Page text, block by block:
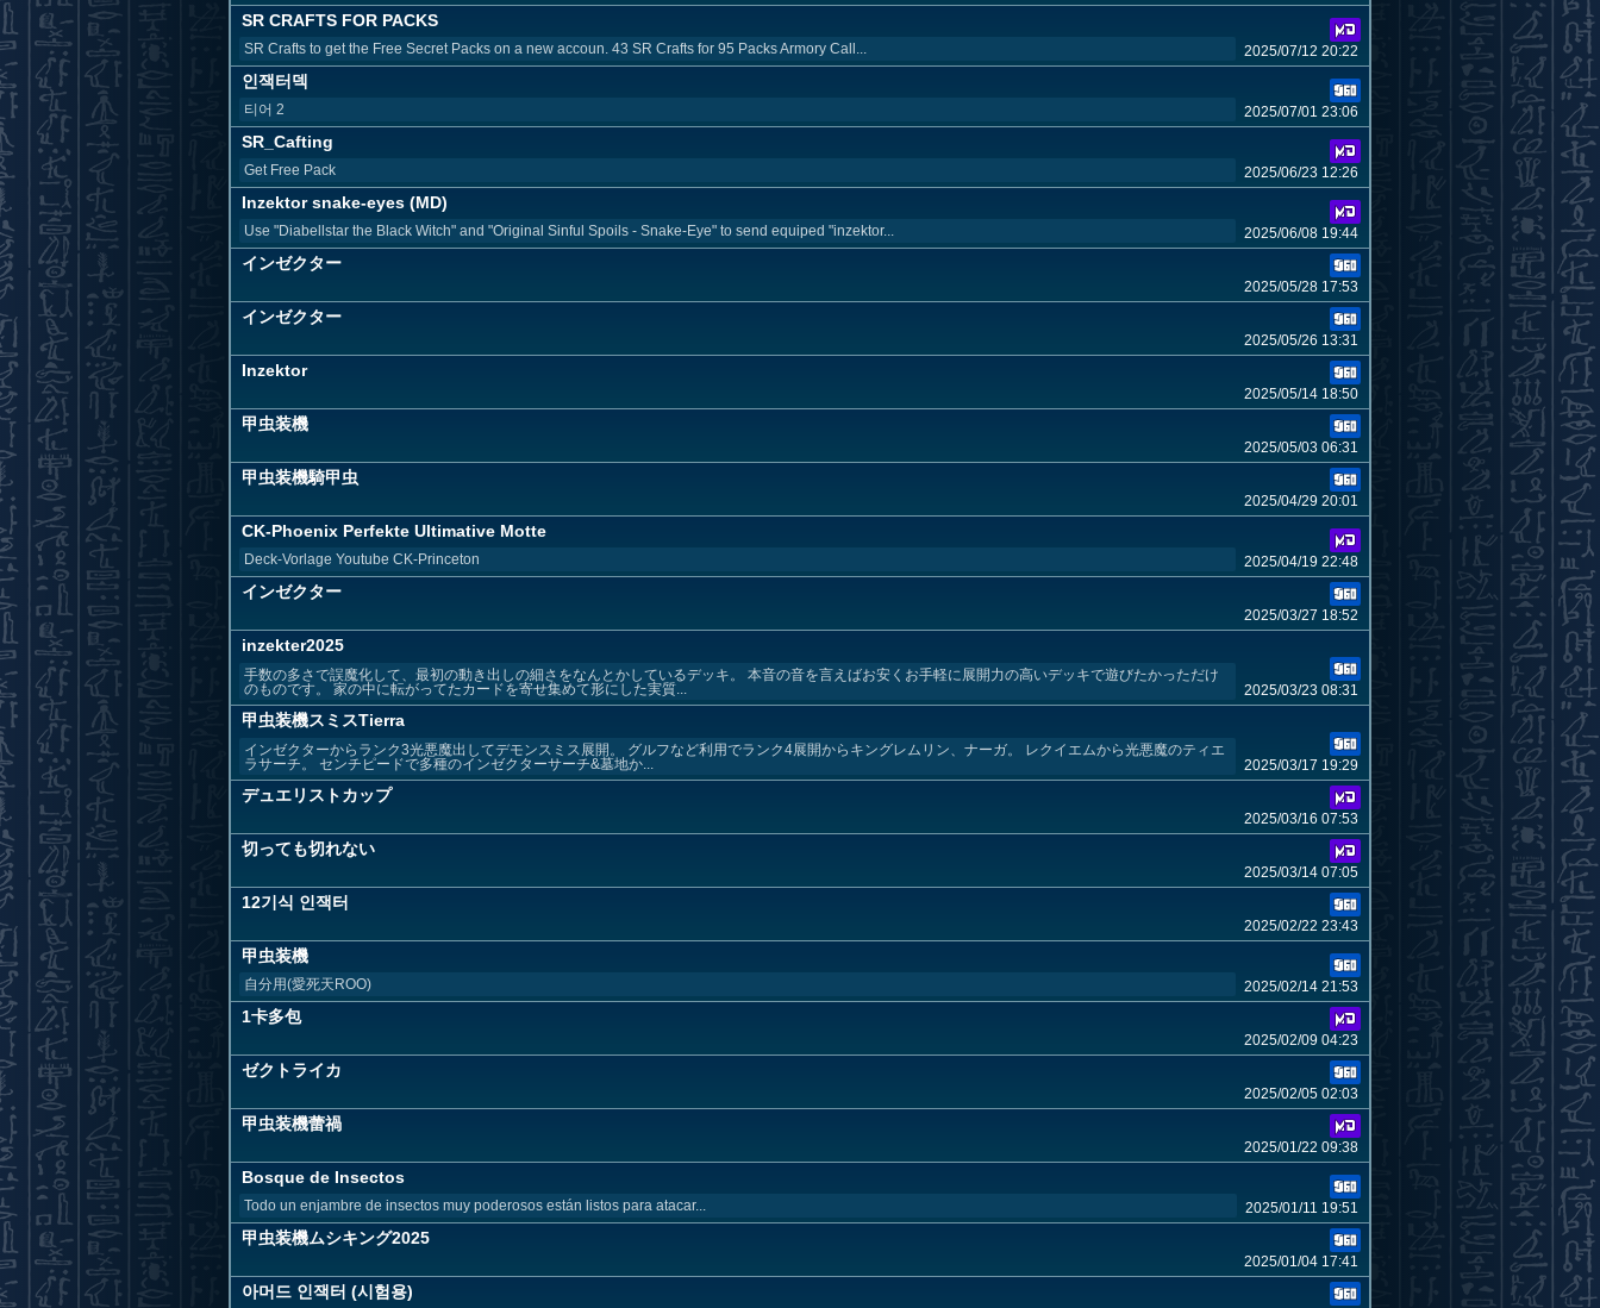
SR CRAFTS FOR PACKS
SR Crafts to get the Free Secret Packs on a new accoun. 43 SR Crafts for 95 Packs Armory Call... 2025/07/12 20:22
인잭터덱
티어 2 2025/07/01 23:06
SR_Cafting
Get Free Pack 2025/06/23 12:26
Inzektor snake-eyes (MD)
Use "Diabellstar the Black Witch" and "Original Sinful Spoils - Snake-Eye" to send equiped "inzektor... 2025/06/08 19:44
インゼクター
2025/05/28 17:53
インゼクター
2025/05/26 13:31
Inzektor
2025/05/14 18:50
甲虫装機
2025/05/03 06:31
甲虫装機騎甲虫
2025/04/29 20:01
CK-Phoenix Perfekte Ultimative Motte
Deck-Vorlage Youtube CK-Princeton 2025/04/19 22:48
インゼクター
2025/03/27 18:52
inzekter2025
手数の多さで誤魔化して、最初の動き出しの細さをなんとかしているデッキ。 本音の音を言えばお安くお手軽に展開力の高いデッキで遊びたかっただけ
のものです。 家の中に転がってたカードを寄せ集めて形にした実質...
2025/03/23 08:31
甲虫装機スミスTierra
インゼクターからランク3光悪魔出してデモンスミス展開。 グルフなど利用でランク4展開からキングレムリン、ナーガ。 レクイエムから光悪魔のティエ
ラサーチ。 センチピードで多種のインゼクターサーチ&墓地か...
2025/03/17 19:29
デュエリストカップ
2025/03/16 07:53
切っても切れない
2025/03/14 07:05
12기식 인잭터
2025/02/22 23:43
甲虫装機
自分用(愛死天ROO) 2025/02/14 21:53
1卡多包
2025/02/09 04:23
ゼクトライカ
2025/02/05 02:03
甲虫装機蕾禍
2025/01/22 09:38
Bosque de Insectos
Todo un enjambre de insectos muy poderosos están listos para atacar... 2025/01/11 19:51
甲虫装機ムシキング2025
2025/01/04 17:41
아머드 인잭터 (시험용)